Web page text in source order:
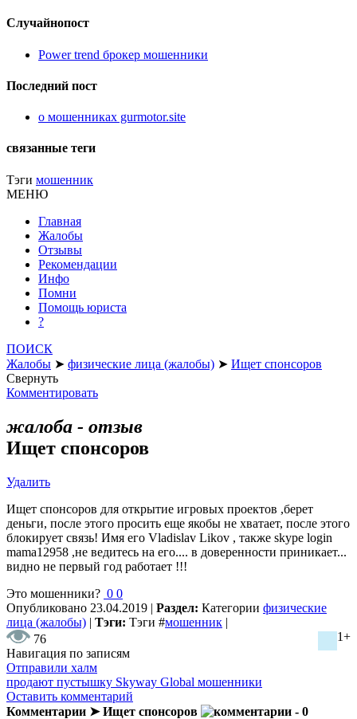
Случайнопост
Power trend брокер мошенники
Последний пост
о мошенниках gurmotor.site
связанные теги
Тэги мошенник
МЕНЮ
Главная
Жалобы
Отзывы
Рекомендации
Инфо
Помни
Помощь юриста
?
ПОИСК
Жалобы ➤ физические лица (жалобы) ➤ Ищет спонсоров
Свернуть
Комментировать
жалоба - отзыв
Ищет спонсоров
Удалить
Ищет спонсоров для открытие игровых проектов ,берет
деньги, после этого просить еще якобы не хватает, после этого
блокирует связь! Имя его Vladislav Likov , также skype login
mama12958 ,не ведитесь на его.... в доверенности приникает...
видно не первый год работает !!!
Это мошенники? 0 0
Опубликовано 23.04.2019 | Раздел: Категории физические
лица (жалобы) | Тэги: Тэги #мошенник |
76
1+
Навигация по записям
Отправили халм
продают пустышку Skyway Global мошенники
Оставить комментарий
Комментарии ➤ Ищет спонсоров
- 0